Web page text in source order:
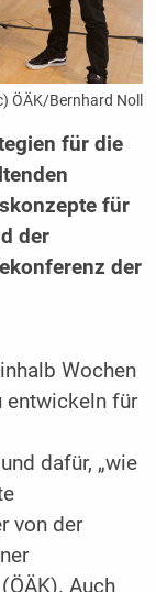
ÖÄK/Bernhard Noll
für die
für
der
der
Wochen
entwickeln für
dafür, „wie
von der
Auch